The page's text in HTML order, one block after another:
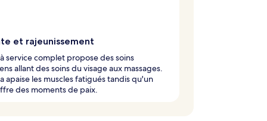
et rajeunissement
service complet propose des soins
allant des soins du visage aux massages.
apaise les muscles fatigués tandis qu'un
des moments de paix.